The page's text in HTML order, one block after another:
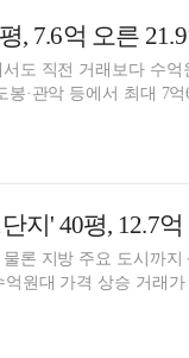
도 직전 거래보다 수
·관악 등에서 최대 7
론 지방 주요 도시까
억원대 가격 상승 거래